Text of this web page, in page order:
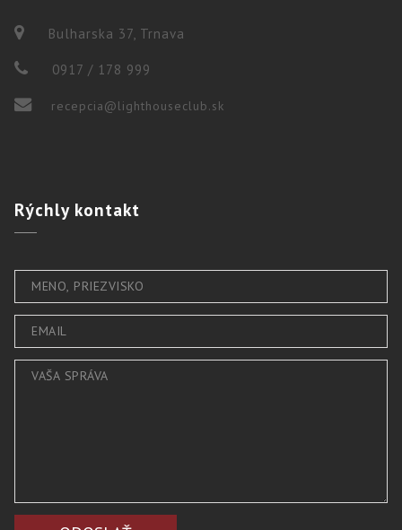
Bulharska 37, Trnava
0917 / 178 999
recepcia@lighthouseclub.sk
Rýchlykontakt